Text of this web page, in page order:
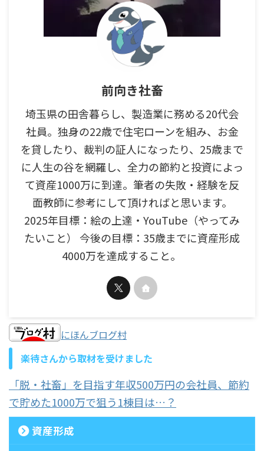
前向き社畜
埼玉県の田舎暮らし、製造業に務める20代会
社員。独身の22歳で住宅ローンを組み、お金
を貸したり、裁判の証人になったり、25歳まで
に人生の谷を網羅し、全力の節約と投資によっ
て資産1000万に到達。筆者の失敗・経験を反
面教師に参考にして頂ければと思います。
2025年目標：絵の上達・YouTube（やってみ
たいこと） 今後の目標：35歳までに資産形成
4000万を達成すること。
にほんブログ村
楽待さんから取材を受けました
「脱・社畜」を目指す年収500万円の会社員、節約
で貯めた1000万で狙う1棟目は…？
資産形成